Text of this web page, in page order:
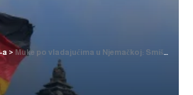
a >Muke po vladajućima u Njemačkoj: Smišljaju što će s AfD-om